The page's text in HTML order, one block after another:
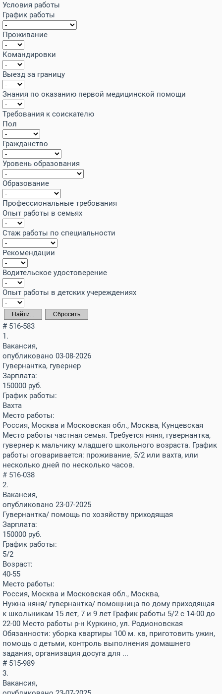
Условия работы
График работы
Проживание
Командировки
Выезд за границу
Знания по оказанию первой медицинской помощи
Требования к соискателю
Пол
Гражданство
Уровень образования
Образование
Профессиональные требования
Опыт работы в семьях
Стаж работы по специальности
Рекомендации
Водительское удостоверение
Опыт работы в детских учереждениях
Найти... Сбросить
# 516-583
1.
Вакансия,
опубликовано 03-08-2026
Гувернантка, гувернер
Зарплата:
150000 руб.
График работы:
Вахта
Место работы:
Россия, Москва и Московская обл., Москва, Кунцевская
Место работы частная семья. Требуется няня, гувернантка,
гувернер к мальчику младшего школьного возраста. График
работы оговаривается: проживание, 5/2 или вахта, или
несколько дней по несколько часов.
# 516-038
2.
Вакансия,
опубликовано 23-07-2025
Гувернантка/ помощь по хозяйству приходящая
Зарплата:
150000 руб.
График работы:
5/2
Возраст:
40-55
Место работы:
Россия, Москва и Московская обл., Москва,
Нужна няня/ гувернантка/ помощница по дому приходящая
к школьникам 15 лет, 7 и 9 лет График работы 5/2 с 14-00 до
22-00 Место работы р-н Куркино, ул. Родионовская
Обязанности: уборка квартиры 100 м. кв, приготовить ужин,
помощь с детьми, контроль выполнения домашнего
задания, организация досуга для ...
# 515-989
3.
Вакансия,